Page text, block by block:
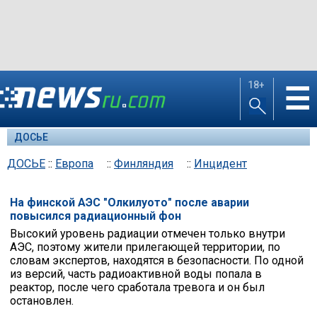
18+ ☰
ДОСЬЕ
ДОСЬЕ :: Европа :: Финляндия :: Инцидент
На финской АЭС "Олкилуото" после аварии
повысился радиационный фон
Высокий уровень радиации отмечен только внутри
АЭС, поэтому жители прилегающей территории, по
словам экспертов, находятся в безопасности. По одной
из версий, часть радиоактивной воды попала в
реактор, после чего сработала тревога и он был
остановлен.